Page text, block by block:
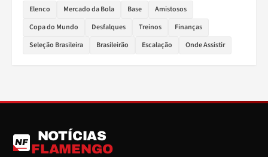
Elenco Mercado da Bola Base
Amistosos
Copa do Mundo
Desfalques Treinos
Finanças
Seleção Brasileira
Brasileirão Escalação Onde Assistir
NF
NOTÍCIAS
FLAMENGO